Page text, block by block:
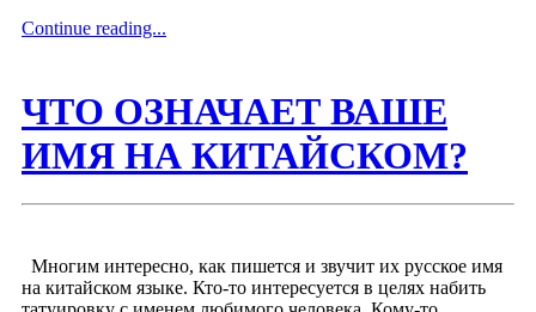
Continue reading...
ЧТО ОЗНАЧАЕТ ВАШЕ
ИМЯ НА КИТАЙСКОМ?
Многим интересно, как пишется и звучит их русское имя
на китайском языке. Кто-то интересуется в целях набить